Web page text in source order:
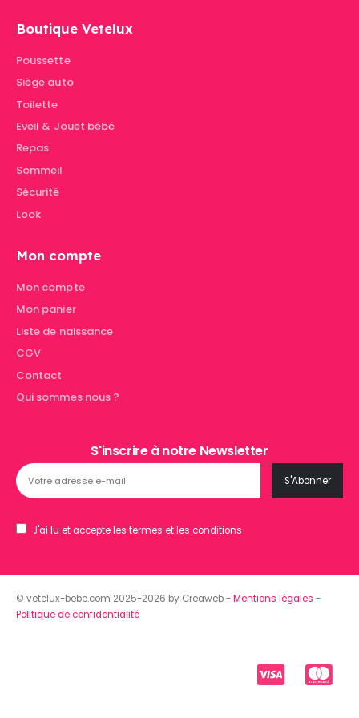
Boutique Vetelux
Poussette
Siège auto
Toilette
Eveil & Jouet bébé
Repas
Sommeil
Sécurité
Look
Mon compte
Mon compte
Mon panier
Liste de naissance
CGV
Contact
Qui sommes nous ?
S'inscrire à notre Newsletter
J'ai lu et accepte les termes et les conditions
© vetelux-bebe.com 2025-2026 by Creaweb -Mentions légales -
Politique de confidentialité